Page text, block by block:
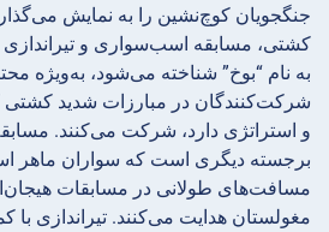
جنگجویان کوچ‌نشین را به نمایش
کشتی، مسابقه اسب‌سواری و
به نام “بوخ” شناخته می‌شود، به‌ویژه
شرکت‌کنندگان در مبارزات شدید کشتی
و استراتژی دارد، شرکت می‌کنند.
برجسته دیگری است که سواران ماهر
مسافت‌های طولانی در مسابقات
مغولستان هدایت می‌کنند. تیراندازی